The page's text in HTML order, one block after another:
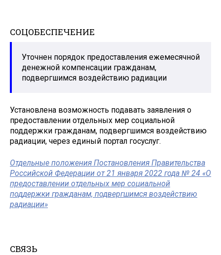
СОЦОБЕСПЕЧЕНИЕ
Уточнен порядок предоставления ежемесячной
денежной компенсации гражданам,
подвергшимся воздействию радиации
Установлена возможность подавать заявления о
предоставлении отдельных мер социальной
поддержки гражданам, подвергшимся воздействию
радиации, через единый портал госуслуг.
Отдельные положения Постановления Правительства
Российской Федерации от 21 января 2022 года № 24 «О
предоставлении отдельных мер социальной
поддержки гражданам, подвергшимся воздействию
радиации»
СВЯЗЬ